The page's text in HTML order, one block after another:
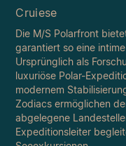
Cruiese
Die M/S Polarfront
garantiert so eine
Ursprünglich als
luxuriöse Polar-
modernem
Zodiacs ermöglichen
abgelegene
Expeditionsleiter